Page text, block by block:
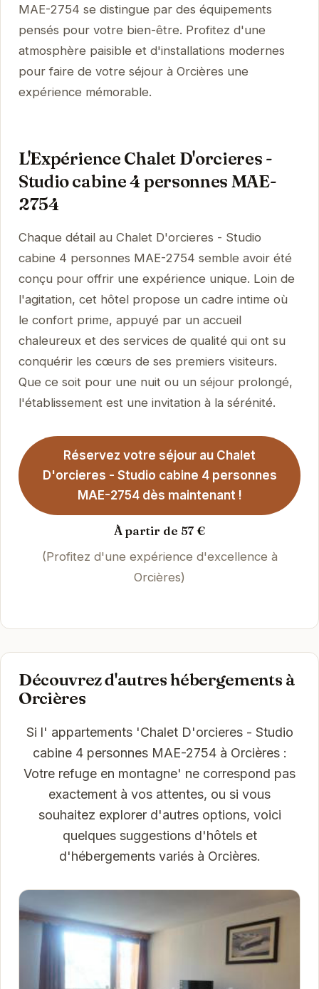
MAE-2754 se distingue par des équipements
pensés pour votre bien-être. Profitez d'une
atmosphère paisible et d'installations modernes
pour faire de votre séjour à Orcières une
expérience mémorable.
L'Expérience Chalet D'orcieres -
Studio cabine 4 personnes MAE-
2754
Chaque détail au Chalet D'orcieres - Studio
cabine 4 personnes MAE-2754 semble avoir été
conçu pour offrir une expérience unique. Loin de
l'agitation, cet hôtel propose un cadre intime où
le confort prime, appuyé par un accueil
chaleureux et des services de qualité qui ont su
conquérir les cœurs de ses premiers visiteurs.
Que ce soit pour une nuit ou un séjour prolongé,
l'établissement est une invitation à la sérénité.
Réservez votre séjour au Chalet
D'orcieres - Studio cabine 4 personnes
MAE-2754 dès maintenant !
À partir de 57 €
(Profitez d'une expérience d'excellence à
Orcières)
Découvrez d'autres hébergements à
Orcières
Si l' appartements 'Chalet D'orcieres - Studio
cabine 4 personnes MAE-2754 à Orcières :
Votre refuge en montagne' ne correspond pas
exactement à vos attentes, ou si vous
souhaitez explorer d'autres options, voici
quelques suggestions d'hôtels et
d'hébergements variés à Orcières.